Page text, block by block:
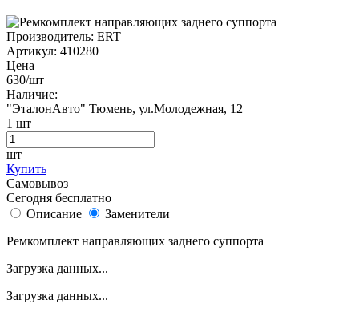
Производитель: ERT
Артикул: 410280
Цена
630/шт
Наличие:
"ЭталонАвто" Тюмень, ул.Молодежная, 12
1 шт
шт
Купить
Самовывоз
Сегодня бесплатно
Описание
Заменители
Ремкомплект направляющих заднего суппорта
Загрузка данных...
Загрузка данных...